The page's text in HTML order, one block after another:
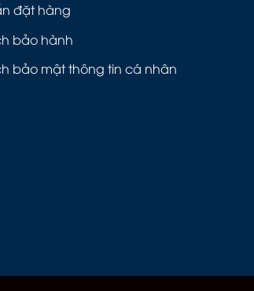
đặt hàng
bảo hành
bảo mật thông tin cá nhân